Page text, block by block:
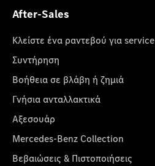
After-Sales
Κλείστε ένα ραντεβού για service
Συντήρηση
Βοήθεια σε βλάβη ή ζημιά
Γνήσια ανταλλακτικά
Αξεσουάρ
Mercedes-Benz Collection
Βεβαιώσεις & Πιστοποιήσεις